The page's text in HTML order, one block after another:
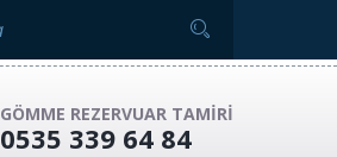
GÖMME REZERVUAR TAMIRI
0535 339 64 84